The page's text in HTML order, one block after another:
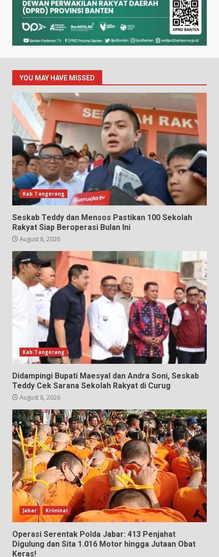
YOU MAY HAVE MISSED
Kab.Tangerang
Seskab Teddy dan Mensos Pastikan 100 Sekolah
Rakyat Siap Beroperasi Bulan Ini
August 8, 2026
Kab.Tangerang
Didampingi Bupati Maesyal dan Andra Soni, Seskab
Teddy Cek Sarana Sekolah Rakyat di Curug
August 8, 2026
Jabar Kriminal
Operasi Serentak Polda Jabar: 413 Penjahat
Digulung dan Sita 1.016 Motor hingga Jutaan Obat
Keras!